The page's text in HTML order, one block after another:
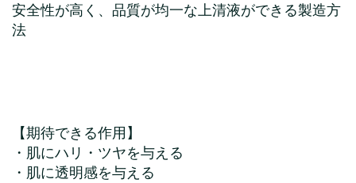
安全性が高く、品質が均一な上清液ができる製造方
法
【期待できる作用】
・肌にハリ・ツヤを与える
・肌に透明感を与える